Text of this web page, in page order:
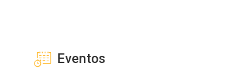
Eventos